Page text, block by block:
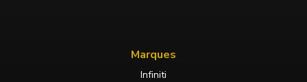
Marques
Infiniti